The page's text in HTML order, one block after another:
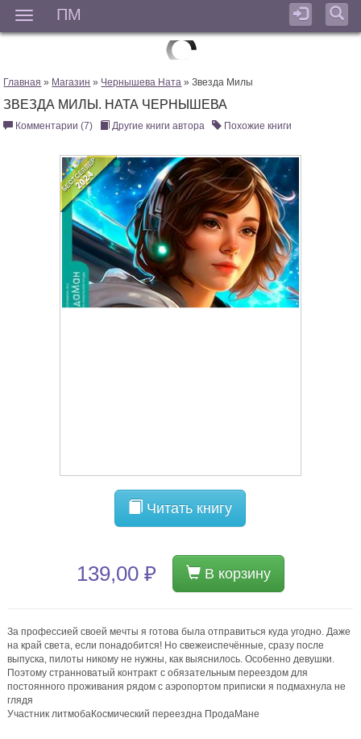
ПМ
Главная » Магазин » Чернышева Ната » Звезда Милы
ЗВЕЗДА МИЛЫ. НАТА ЧЕРНЫШЕВА
Комментарии (7) Другие книги автора Похожие книги
Читать книгу
139,00 ₽ В корзину
За профессией своей мечты я готова была отправиться куда угодно. Даже
на край света, если понадобится! Но свежеиспечённые, сразу после
выпуска, пилоты никому не нужны, как выяснилось. Особенно девушки.
Поэтому странноватый контракт с обязательным переездом для
постоянного проживания рядом с аэропортом приписки я подмахнула не
глядя
Участник литмобаКосмический переездна ПродаМане